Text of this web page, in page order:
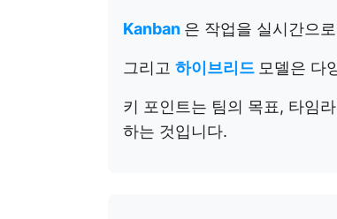
Kanban 은 작업을 실시간으
그리고 하이브리드 모델은 다
키 포인트는 팀의 목표, 타임
하는 것입니다.